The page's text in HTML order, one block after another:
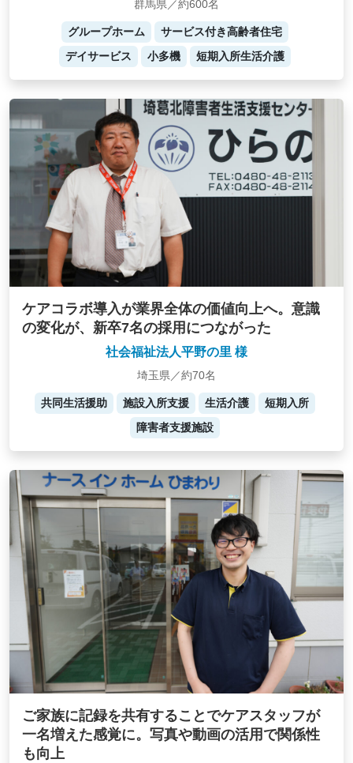
群馬県／約600名
グループホーム
サービス付き高齢者住宅
デイサービス
小多機 短期入所生活介護
ケアコラボ導入が業界全体の価値向上へ。意識
の変化が、新卒7名の採用につながった
社会福祉法人平野の里 様
埼玉県／約70名
共同生活援助 施設入所支援 生活介護
短期入所
障害者支援施設
ご家族に記録を共有することでケアスタッフが
一名増えた感覚に。写真や動画の活用で関係性
も向上